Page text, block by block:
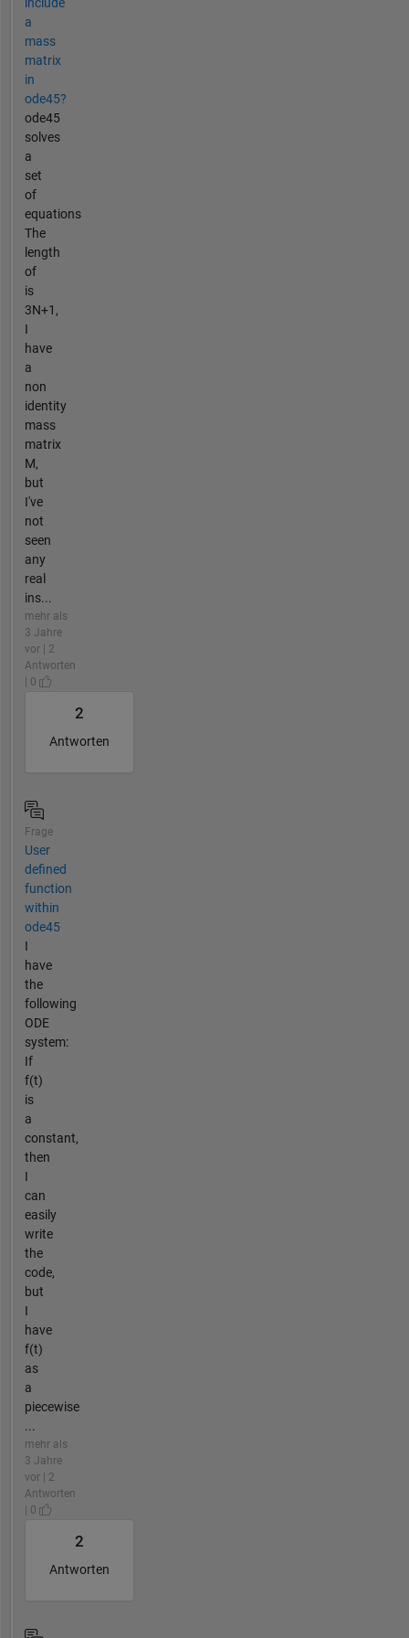
a
mass
matrix
in
ode45?
ode45
solves
a
set
of
equations
The
length
of
is
3N+1,
I
have
a
non
identity
mass
matrix
M,
but
I've
not
seen
any
real
ins...
mehr als
3 Jahre
vor | 2
Antworten
| 0
2
Antworten
Frage
User
defined
function
within
ode45
I
have
the
following
ODE
system:
If
f(t)
is
a
constant,
then
I
can
easily
write
the
code,
but
I
have
f(t)
as
a
piecewise
...
mehr als
3 Jahre
vor | 2
Antworten
| 0
2
Antworten